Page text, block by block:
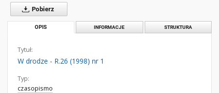
Pobierz
OPIS INFORMACJE STRUKTURA
Tytuł:
W drodze - R.26 (1998) nr 1
Typ:
czasopismo